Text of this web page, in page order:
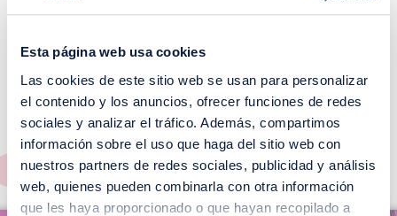
Esta página web usa cookies
Las cookies de este sitio web se usan para personalizar
el contenido y los anuncios, ofrecer funciones de redes
sociales y analizar el tráfico. Además, compartimos
información sobre el uso que haga del sitio web con
nuestros partners de redes sociales, publicidad y análisis
web, quienes pueden combinarla con otra información
que les haya proporcionado o que hayan recopilado a
¡No te pierdas nuestros
EVENTOS!
Ver todos >